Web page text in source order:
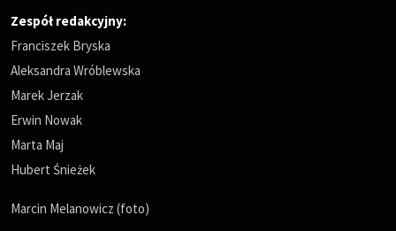
Zespół redakcyjny:
Franciszek Bryska
Aleksandra Wróblewska
Marek Jerzak
Erwin Nowak
Marta Maj
Hubert Śnieżek
Marcin Melanowicz (foto)